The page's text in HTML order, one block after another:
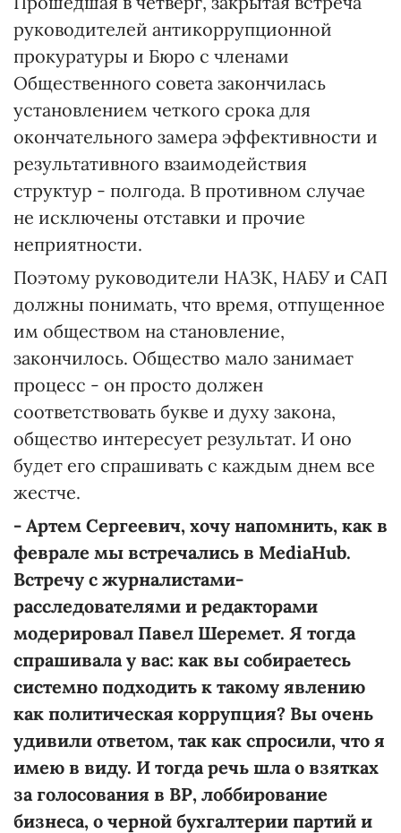
руководителей антикоррупционной
прокуратуры и Бюро с членами
Общественного совета закончилась
установлением четкого срока для
окончательного замера эффективности и
результативного взаимодействия
структур - полгода. В противном случае
не исключены отставки и прочие
неприятности.
Поэтому руководители НАЗК, НАБУ и САП
должны понимать, что время, отпущенное
им обществом на становление,
закончилось. Общество мало занимает
процесс - он просто должен
соответствовать букве и духу закона,
общество интересует результат. И оно
будет его спрашивать с каждым днем все
жестче.
- Артем Сергеевич, хочу напомнить, как в
феврале мы встречались в MediaHub.
Встречу с журналистами-
расследователями и редакторами
модерировал Павел Шеремет. Я тогда
спрашивала у вас: как вы собираетесь
системно подходить к такому явлению
как политическая коррупция? Вы очень
удивили ответом, так как спросили, что я
имею в виду. И тогда речь шла о взятках
за голосования в ВР, лоббирование
бизнеса, о черной бухгалтерии партий и